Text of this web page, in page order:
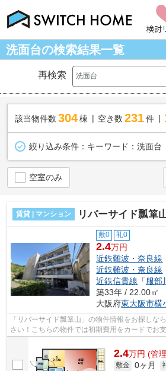
検討
洗面台の検索結果一覧
再検索
該当物件数 304棟 空き数 231 件
絞り込み条件： キーワード：洗面台
空室のみ
賃貸 | マンション リバーサイド瓢箪
敷0 礼0
2.4万円
近鉄難波・奈良線
近鉄難波・奈良線
近鉄信貴線 「服部
築33年 / 22.00㎡
大阪府東大阪市横
「リバーサイド瓢箪山」の物件情報をお探しな
さい！こちらの物件では初期費用をカードでお
はマンションタイプになります！不動...
2.4万円 (管
敷金 0ヶ月